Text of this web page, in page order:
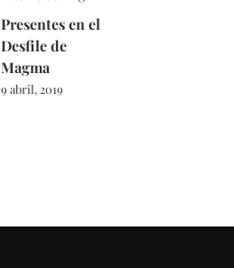
Presentes en el
Desfile de
Magma
9 abril, 2019